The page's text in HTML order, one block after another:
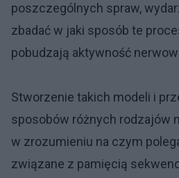
poszczególnych spraw,
zbadać w jaki sposób te
pobudzają aktywność
Stworzenie takich modeli i
sposobów różnych rodzajów
w zrozumieniu na czym
związane z pamięcią